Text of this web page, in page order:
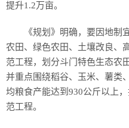
提升1.2万亩。
《规划》明确，要因地制
农田、绿色农田、土壤改良、
范工程，划分斗门特色生态农
并重点围绕稻谷、玉米、薯类
均粮食产能达到930公斤以上
范工程。